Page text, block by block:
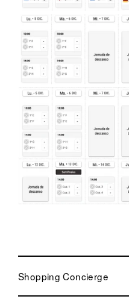
Shopping Concierge